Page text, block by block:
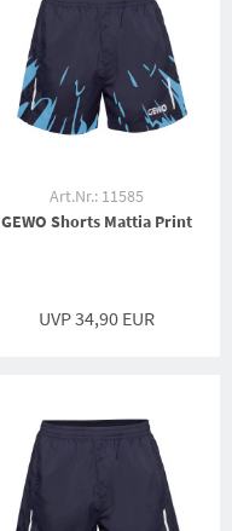
Art.Nr.: 11585
GEWO Shorts Mattia Print
UVP 34,90 EUR